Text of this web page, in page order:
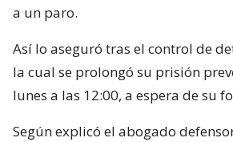
a un paro.
Así lo aseguró tras el control de
la cual se prolongó su prisión
lunes a las 12:00, a espera de su
Según explicó el abogado